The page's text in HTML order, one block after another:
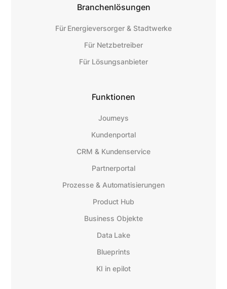
Branchenlösungen
Für Energieversorger & Stadtwerke
Für Netzbetreiber
Für Lösungsanbieter
Funktionen
Journeys
Kundenportal
CRM & Kundenservice
Partnerportal
Prozesse & Automatisierungen
Product Hub
Business Objekte
Data Lake
Blueprints
KI in epilot